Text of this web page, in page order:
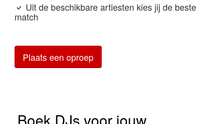
Uit de beschikbare artiesten kies jij de beste
match
Plaats een oproep
Boek DJs voor jouw